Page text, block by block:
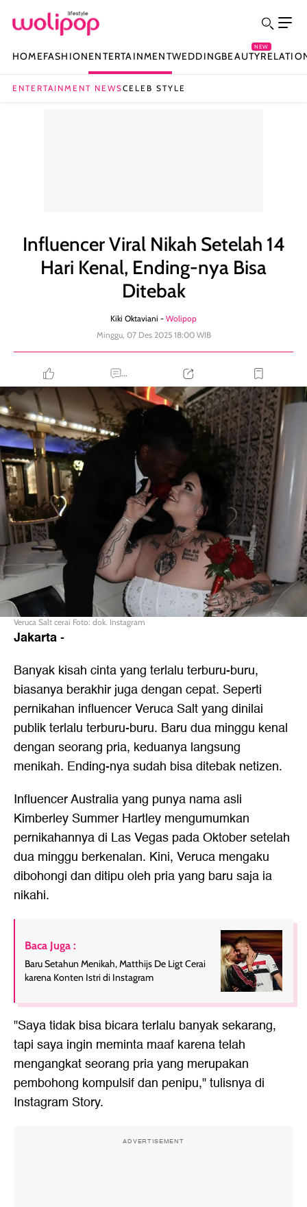
HOMEFASHIONENTERTAINMENTWEDDINGBEAUTY
NEW
ENTERTAINMENT NEWSCELEB STYLE
Influencer Viral Nikah Setelah 14
Hari Kenal, Ending-nya Bisa
Ditebak
Kiki Oktaviani - Wolipop
Minggu, 07 Des 2025 18:00 WIB
...
Veruca Salt cerai Foto: dok. Instagram
Jakarta-
Banyak kisah cinta yang terlalu terburu-buru,
biasanya berakhir juga dengan cepat. Seperti
pernikahan influencer Veruca Salt yang dinilai
publik terlalu terburu-buru. Baru dua minggu kenal
dengan seorang pria, keduanya langsung
menikah. Ending-nya sudah bisa ditebak netizen.
Influencer Australia yang punya nama asli
Kimberley Summer Hartley mengumumkan
pernikahannya di Las Vegas pada Oktober setelah
dua minggu berkenalan. Kini, Veruca mengaku
dibohongi dan ditipu oleh pria yang baru saja ia
nikahi.
Baca Juga :
Baru Setahun Menikah, Matthijs De Ligt Cerai
karena Konten Istri di Instagram
"Saya tidak bisa bicara terlalu banyak sekarang,
tapi saya ingin meminta maaf karena telah
mengangkat seorang pria yang merupakan
pembohong kompulsif dan penipu," tulisnya di
Instagram Story.
ADVERTISEMENT